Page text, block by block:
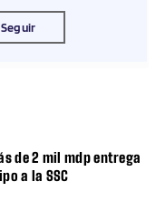
Seguir
de 2 mil mdp entrega
a la SSC